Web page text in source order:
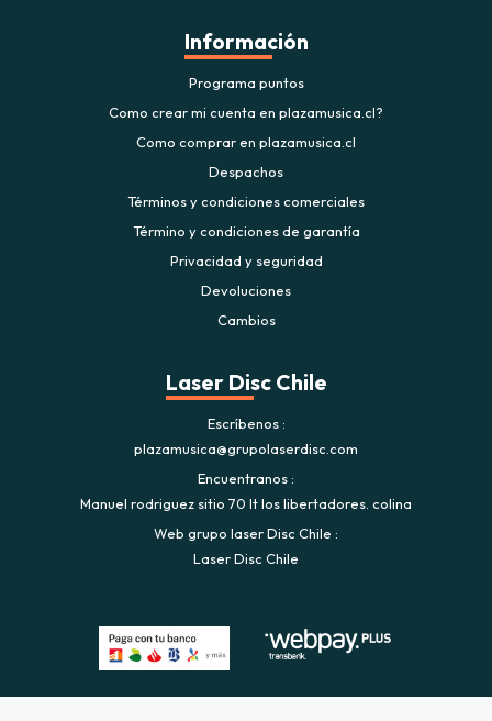
Información
Programa puntos
Como crear mi cuenta en plazamusica.cl?
Como comprar en plazamusica.cl
Despachos
Términos y condiciones comerciales
Término y condiciones de garantía
Privacidad y seguridad
Devoluciones
Cambios
Laser Disc Chile
Escríbenos
plazamusica@grupolaserdisc.com
Encuentranos
Manuel rodriguez sitio 70 lt los libertadores. colina
Web grupo laser Disc Chile
Laser Disc Chile